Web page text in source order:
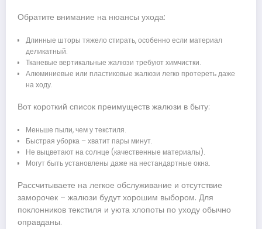
Обратите внимание на нюансы ухода:
Длинные шторы тяжело стирать, особенно если материал
деликатный.
Тканевые вертикальные жалюзи требуют химчистки.
Алюминиевые или пластиковые жалюзи легко протереть даже
на ходу.
Вот короткий список преимуществ жалюзи в быту:
Меньше пыли, чем у текстиля.
Быстрая уборка – хватит пары минут.
Не выцветают на солнце (качественные материалы).
Могут быть установлены даже на нестандартные окна.
Рассчитываете на легкое обслуживание и отсутствие
заморочек – жалюзи будут хорошим выбором. Для
поклонников текстиля и уюта хлопоты по уходу обычно
оправданы.